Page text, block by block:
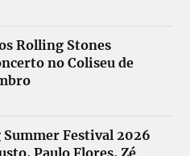
Rolling Stones
no Coliseu de
Festival 2026
Paulo Flores, Zé